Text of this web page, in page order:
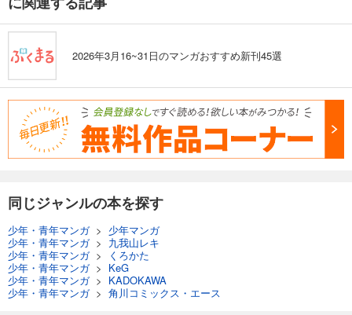
2026年3月16~31日のマンガおすすめ新刊45選
同じジャンルの本を探す
少年・青年マンガ> 少年マンガ
少年・青年マンガ> 九我山レキ
少年・青年マンガ>
くろかた
少年・青年マンガ> KeG
少年・青年マンガ> KADOKAWA
少年・青年マンガ> 角川コミックス・エース